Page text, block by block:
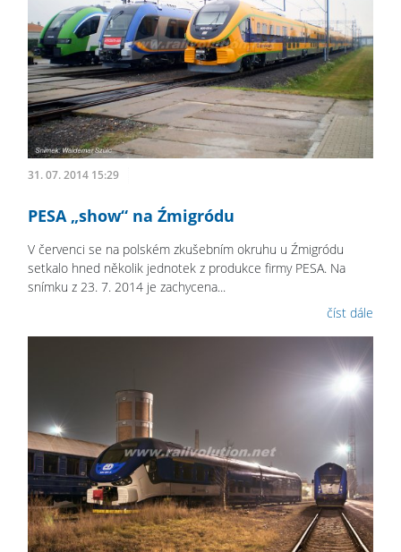
31. 07. 2014 15:29
PESA „show“ na Źmigródu
V červenci se na polském zkušebním okruhu u Źmigródu
setkalo hned několik jednotek z produkce firmy PESA. Na
snímku z 23. 7. 2014 je zachycena...
číst dále